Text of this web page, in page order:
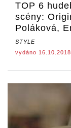
TOP 6
scény:
Poláková,
STYLE
vydáno 16.10.2018